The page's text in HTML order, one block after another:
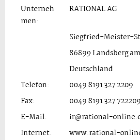
Unterneh
men:
RATIONAL AG
Siegfried-Meister-
86899 Landsberg
Deutschland
Telefon:
0049 8191 327 2209
Fax:
0049 8191 327 722209
E-Mail:
ir@rational-
Internet:
www.rational-